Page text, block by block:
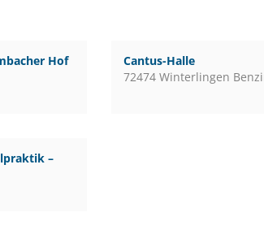
Hof
Cantus-Halle
72474 Winterlingen
–